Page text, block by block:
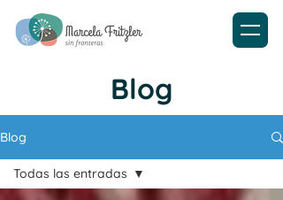
Blog
Blog
Todas las entradas